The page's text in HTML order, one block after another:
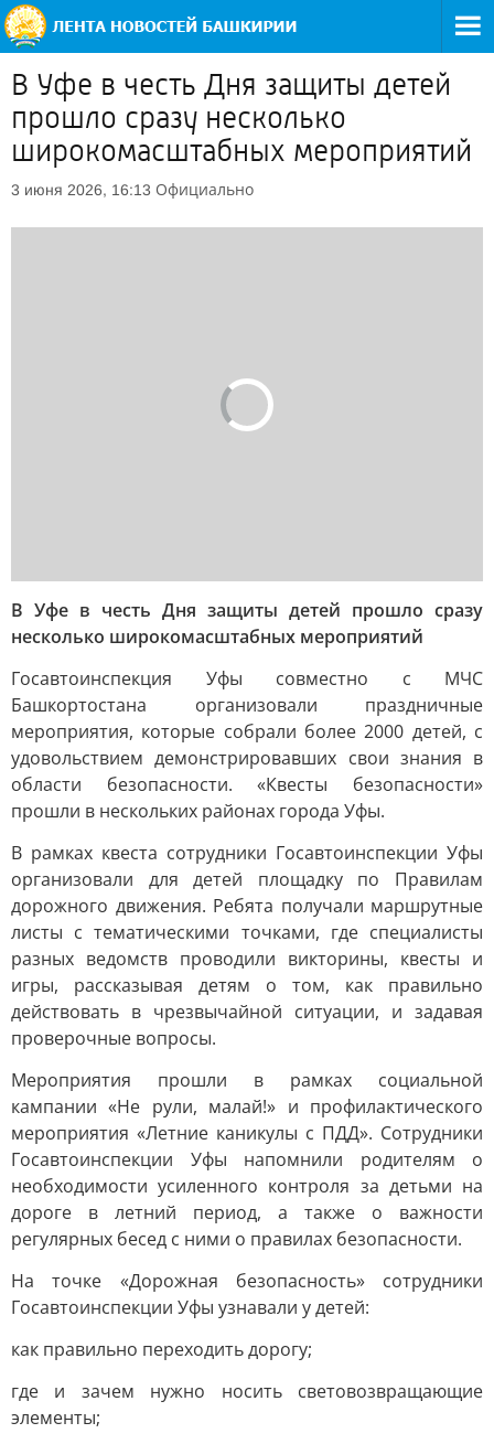
В Уфе в честь Дня защиты детей
прошло сразу несколько
широкомасштабных мероприятий
3 июня 2026, 16:13 Официально
В Уфе в честь Дня защиты детей прошло сразу
несколько широкомасштабных мероприятий
Госавтоинспекция Уфы совместно с МЧС
Башкортостана организовали праздничные
мероприятия, которые собрали более 2000 детей, с
удовольствием демонстрировавших свои знания в
области безопасности. «Квесты безопасности»
прошли в нескольких районах города Уфы.
В рамках квеста сотрудники Госавтоинспекции Уфы
организовали для детей площадку по Правилам
дорожного движения. Ребята получали маршрутные
листы с тематическими точками, где специалисты
разных ведомств проводили викторины, квесты и
игры, рассказывая детям о том, как правильно
действовать в чрезвычайной ситуации, и задавая
проверочные вопросы.
Мероприятия прошли в рамках социальной
кампании «Не рули, малай!» и профилактического
мероприятия «Летние каникулы с ПДД». Сотрудники
Госавтоинспекции Уфы напомнили родителям о
необходимости усиленного контроля за детьми на
дороге в летний период, а также о важности
регулярных бесед с ними о правилах безопасности.
На точке «Дорожная безопасность» сотрудники
Госавтоинспекции Уфы узнавали у детей:
как правильно переходить дорогу;
где и зачем нужно носить световозвращающие
элементы;